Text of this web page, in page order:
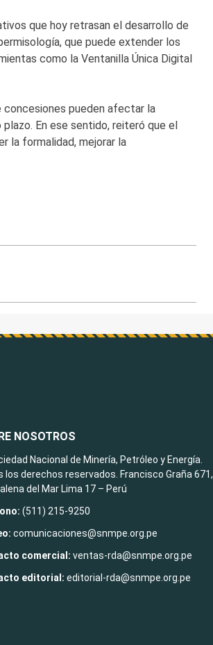
que hoy retrasan el desarrollo de
que puede extender los
como la Ventanilla Única Digital
concesiones pueden afectar la
En ese sentido, reiteró que el
la formalidad, mejorar la
NOSOTROS
Nacional de Minería, Petróleo y Energía.
los derechos reservados. Francisco Graña 671,
del Mar Lima 17 – Perú
(511) 215-9250
comunicaciones@snmpe.org.pe
comercial: ventas-rda@snmpe.org.pe
editorial: editorial-rda@snmpe.org.pe